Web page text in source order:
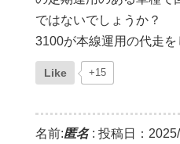
ではないでしょうか？
3100が本線運用の代走
Like +15
名前:匿名: 投稿日：